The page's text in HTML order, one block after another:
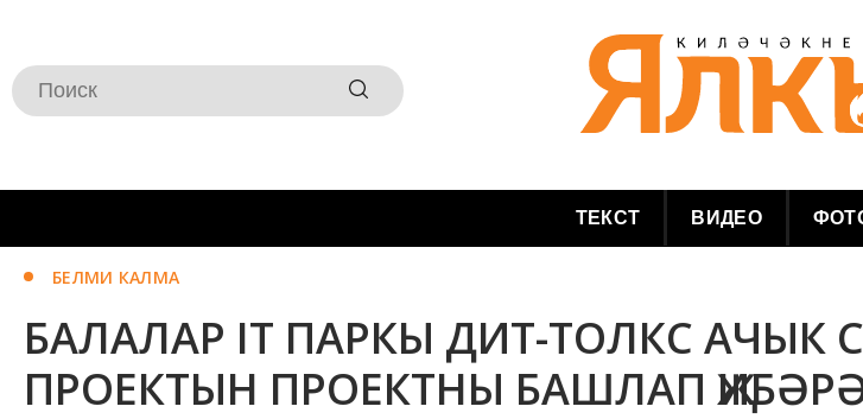
ТЕКСТ ВИДЕО
БЕЛМИ КАЛМА
БАЛАЛАР IT ПАРКЫ ДИТ-ТОЛКС АЧЫК
ПРОЕКТЫН ПРОЕКТНЫ БАШЛАП